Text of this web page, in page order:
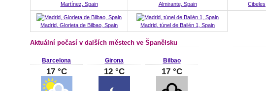
Martínez, Spain
Almirante, Spain
Madrid, Glorieta de Bilbao, Spain Madrid, túnel de Bailén 1, Spain
Aktuální počasí v dalších městech ve Španělsku
Barcelona
17 °C
Girona
12 °C
Bilbao
17 °C